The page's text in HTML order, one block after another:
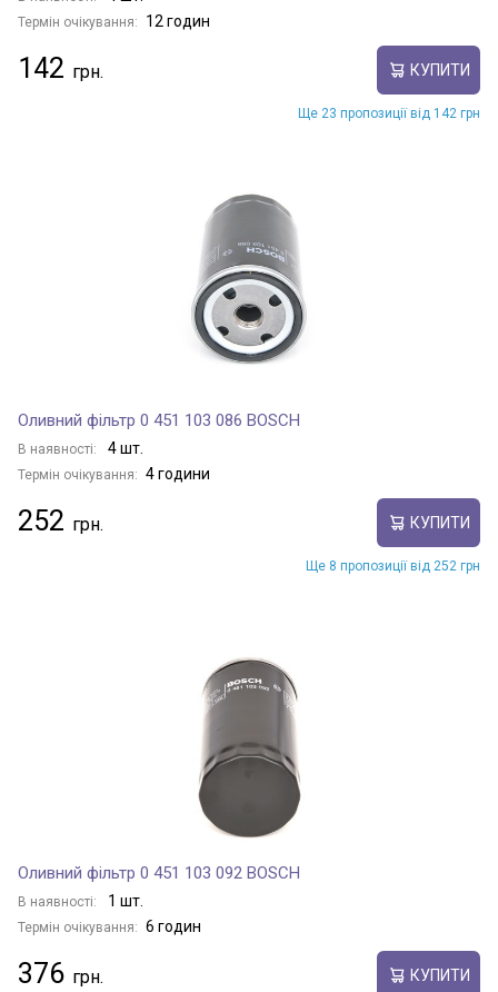
Термін очікування: 12 годин
142 КУПИТИ
Ще 23 пропозиції від 142 грн
Оливний фільтр 0 451 103 086 BOSCH
В наявності: 4 шт.
Термін очікування: 4 години
252 КУПИТИ
Ще 8 пропозиції від 252 грн
Оливний фільтр 0 451 103 092 BOSCH
В наявності: 1 шт.
Термін очікування: 6 годин
376 КУПИТИ